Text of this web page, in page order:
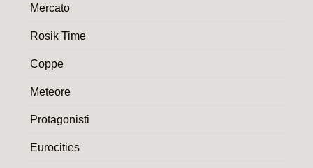
Mercato
Rosik Time
Coppe
Meteore
Protagonisti
Eurocities